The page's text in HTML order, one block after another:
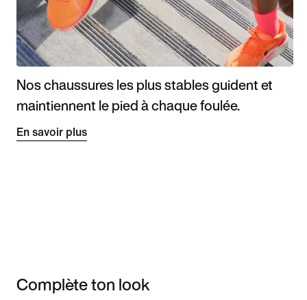
Nos chaussures les plus stables guident et
maintiennent le pied à chaque foulée.
En savoir plus
Complète ton look